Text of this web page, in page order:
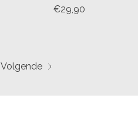
€29,90
Volgende